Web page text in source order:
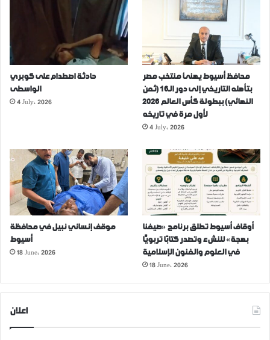
حادثة اصطدام على كوبري
الواسطى
4 July، 2026
محافظ أسيوط يهنئ منتخب مصر
بتأهله التاريخي إلى دور الـ16 (ثمن
النهائي) ببطولة كأس العالم 2026
لأول مرة في تاريخه
4 July، 2026
موقف إنساني نبيل في محافظة
أسيوط
18 June، 2026
أوقاف أسيوط تطلق برنامج «صيفنا
بهجة» للنشء وتصدر كتابًا تربويًّا
في العلوم والفنون الإسلامية
18 June، 2026
اعلان